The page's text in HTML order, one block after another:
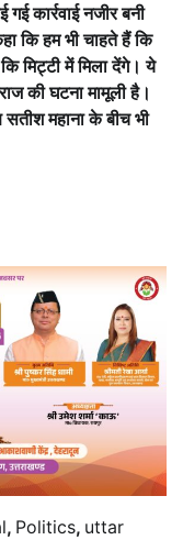
कार्रवाई नजीर बनी
कि हम भी चाहते हैं कि
मिट्टी में मिला देंगे। ये
की घटना मामूली है।
महाना के बीच भी
, Politics, uttar